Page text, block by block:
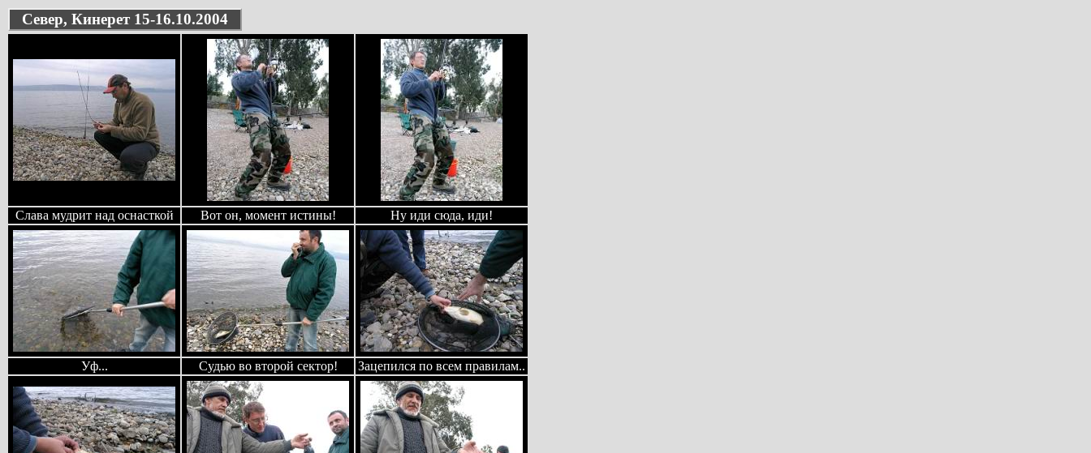
Север, Кинерет 15-16.10.2004
Слава мудрит над оснасткой Вот он, момент истины! Ну иди сюда, иди!
Уф... Судью во второй сектор! Зацепился по всем правилам..